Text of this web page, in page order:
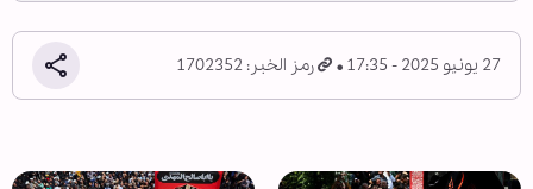
27 يونيو 2025 - 17:35 رمز الخبر: 1702352